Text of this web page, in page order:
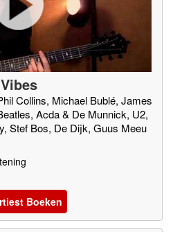
Collins, Michael Bublé, James
Acda & De Munnick, U2,
Stef Bos, De Dijk, Guus Meeu
Boeken